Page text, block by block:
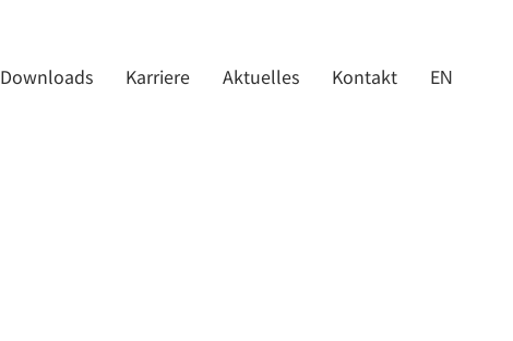
Downloads Karriere Aktuelles Kontakt EN